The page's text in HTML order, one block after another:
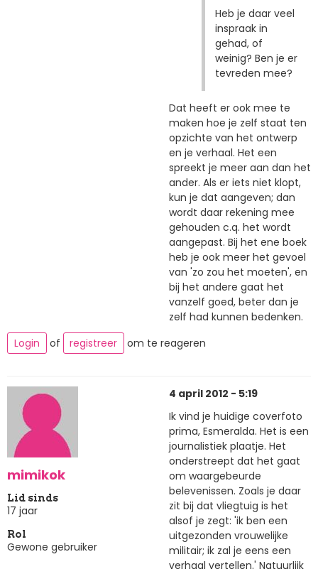
Heb je daar veel
inspraak in
gehad, of
weinig? Ben je er
tevreden mee?
Dat heeft er ook mee te
maken hoe je zelf staat ten
opzichte van het ontwerp
en je verhaal. Het een
spreekt je meer aan dan het
ander. Als er iets niet klopt,
kun je dat aangeven; dan
wordt daar rekening mee
gehouden c.q. het wordt
aangepast. Bij het ene boek
heb je ook meer het gevoel
van 'zo zou het moeten', en
bij het andere gaat het
vanzelf goed, beter dan je
zelf had kunnen bedenken.
Login
of registreer om te reageren
mimikok
Lid sinds
17 jaar
Rol
Gewone gebruiker
4 april 2012 - 5:19
Ik vind je huidige coverfoto
prima, Esmeralda. Het is een
journalistiek plaatje. Het
onderstreept dat het gaat
om waargebeurde
belevenissen. Zoals je daar
zit bij dat vliegtuig is het
alsof je zegt: 'ik ben een
uitgezonden vrouwelijke
militair; ik zal je eens een
verhaal vertellen.' Natuurlijk